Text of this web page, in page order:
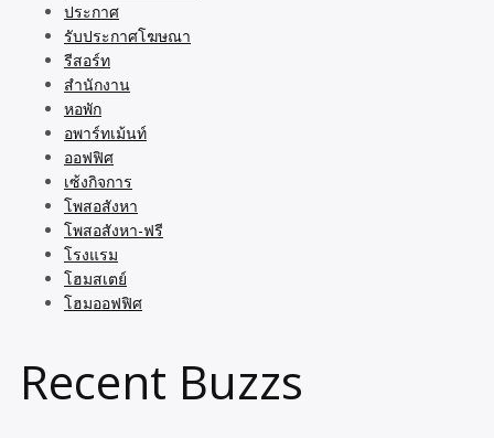
ประกาศ
รับประกาศโฆษณา
รีสอร์ท
สำนักงาน
หอพัก
อพาร์ทเม้นท์
ออฟฟิศ
เซ้งกิจการ
โพสอสังหา
โพสอสังหา-ฟรี
โรงแรม
โฮมสเตย์
โฮมออฟฟิศ
Recent Buzzs